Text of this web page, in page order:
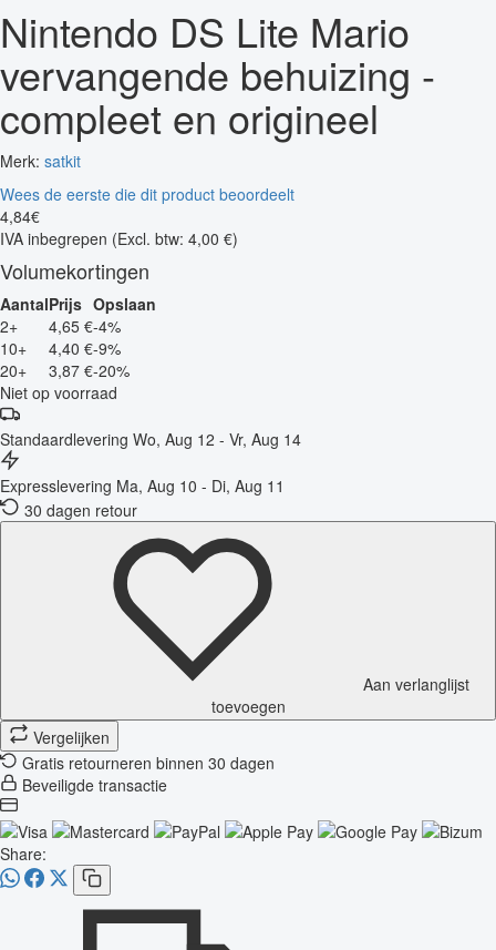
Nintendo DS Lite Mario
vervangende behuizing -
compleet en origineel
Merk: satkit
Wees de eerste die dit product beoordeelt
4,84€
IVA inbegrepen (Excl. btw: 4,00 €)
Volumekortingen
AantalPrijs Opslaan
2+
4,65 €-4%
10+
4,40 €-9%
20+
3,87 €-20%
Niet op voorraad
Standaardlevering Wo, Aug 12 - Vr, Aug 14
Expresslevering Ma, Aug 10 - Di, Aug 11
30 dagen retour
Aan verlanglijst
toevoegen
Vergelijken
Gratis retourneren binnen 30 dagen
Beveiligde transactie
Share: